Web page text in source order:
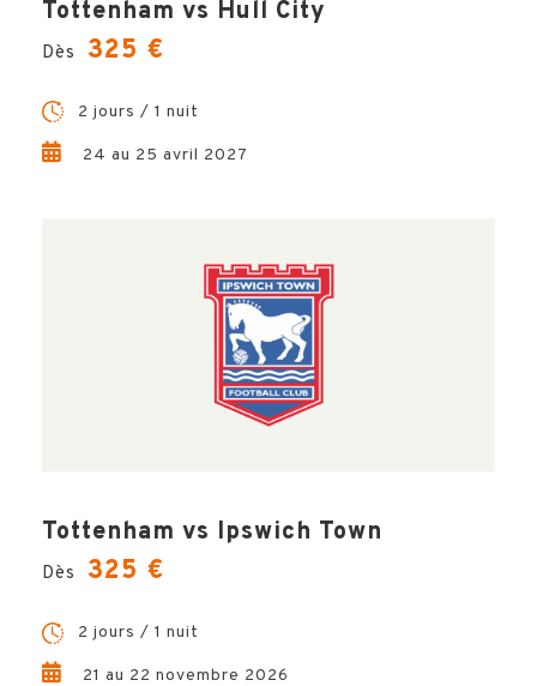
INFOS PRATIQUES
Tottenham vs Hull City
Dès 325 €
2 jours / 1 nuit
24 au 25 avril 2027
Tottenham vs Ipswich Town
Dès 325 €
2 jours / 1 nuit
21 au 22 novembre 2026